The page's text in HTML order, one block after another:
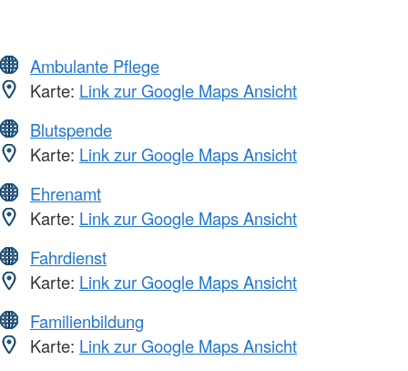
Ambulante Pflege
Karte: Link zur Google Maps Ansicht
Blutspende
Karte: Link zur Google Maps Ansicht
Ehrenamt
Karte: Link zur Google Maps Ansicht
Fahrdienst
Karte: Link zur Google Maps Ansicht
Familienbildung
Karte: Link zur Google Maps Ansicht